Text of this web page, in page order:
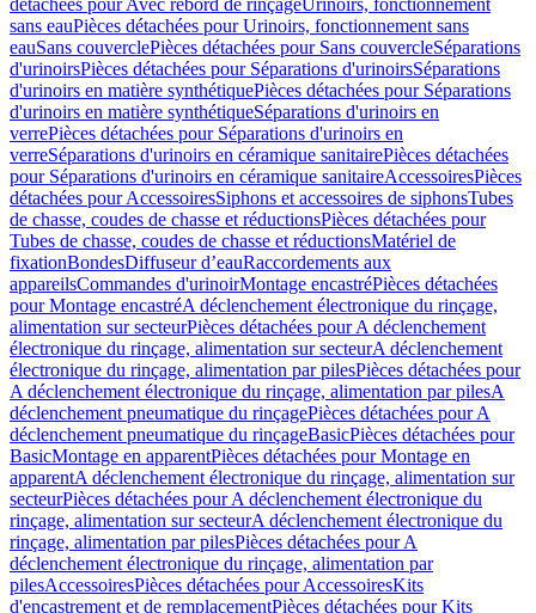
détachées pour Avec rebord de rinçageUrinoirs, fonctionnement
sans eauPièces détachées pour Urinoirs, fonctionnement sans
eauSans couverclePièces détachées pour Sans couvercleSéparations
d'urinoirsPièces détachées pour Séparations d'urinoirsSéparations
d'urinoirs en matière synthétiquePièces détachées pour Séparations
d'urinoirs en matière synthétiqueSéparations d'urinoirs en
verrePièces détachées pour Séparations d'urinoirs en
verreSéparations d'urinoirs en céramique sanitairePièces détachées
pour Séparations d'urinoirs en céramique sanitaireAccessoiresPièces
détachées pour AccessoiresSiphons et accessoires de siphonsTubes
de chasse, coudes de chasse et réductionsPièces détachées pour
Tubes de chasse, coudes de chasse et réductionsMatériel de
fixationBondesDiffuseur d’eauRaccordements aux
appareilsCommandes d'urinoirMontage encastréPièces détachées
pour Montage encastréA déclenchement électronique du rinçage,
alimentation sur secteurPièces détachées pour A déclenchement
électronique du rinçage, alimentation sur secteurA déclenchement
électronique du rinçage, alimentation par pilesPièces détachées pour
A déclenchement électronique du rinçage, alimentation par pilesA
déclenchement pneumatique du rinçagePièces détachées pour A
déclenchement pneumatique du rinçageBasicPièces détachées pour
BasicMontage en apparentPièces détachées pour Montage en
apparentA déclenchement électronique du rinçage, alimentation sur
secteurPièces détachées pour A déclenchement électronique du
rinçage, alimentation sur secteurA déclenchement électronique du
rinçage, alimentation par pilesPièces détachées pour A
déclenchement électronique du rinçage, alimentation par
pilesAccessoiresPièces détachées pour AccessoiresKits
d'encastrement et de remplacementPièces détachées pour Kits